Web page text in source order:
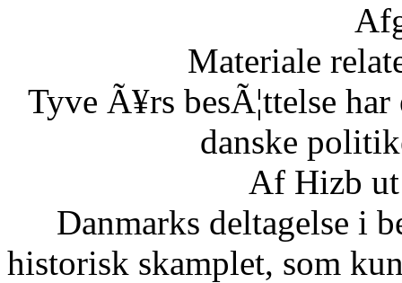
Materiale
Tyve Ã¥rs besÃ¦ttelse
danske
Af Hizb
Danmarks deltagelse i
historisk skamplet, som